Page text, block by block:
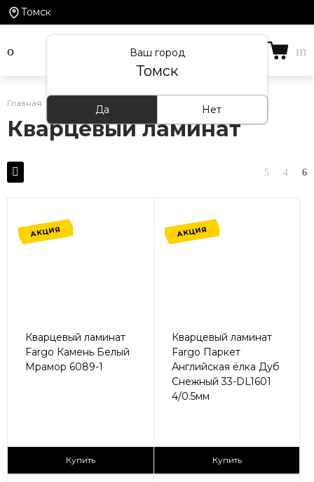
Томск
Ваш город
Томск
Да Нет
Главная Каталог товаров Кварцевый ламинат
Кварцевый ламинат
АКЦИЯ
Кварцевый ламинат
Fargo Камень Белый
Мрамор 6089-1
2
Купить
АКЦИЯ
Кварцевый ламинат
Fargo Паркет
Английская ёлка Дуб
Снежный 33-DL1601
4/0.5мм
2
Купить